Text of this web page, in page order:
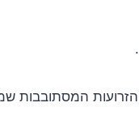
המסתובבות